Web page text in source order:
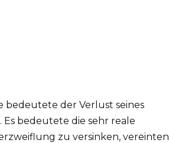
bedeutete der Verlust seines
bedeutete die sehr reale
zu versinken, vereinten